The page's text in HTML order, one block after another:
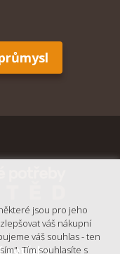
potřeby
jsou pro jeho
váš nákupní
váš souhlas - ten
Tím souhlasíte s